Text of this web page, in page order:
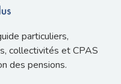
particuliers,
collectivités et CPAS
des pensions.